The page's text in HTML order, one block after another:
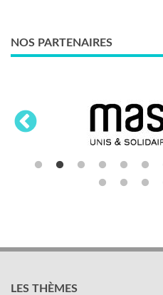
NOS PARTENAIRES
LES THÈMES